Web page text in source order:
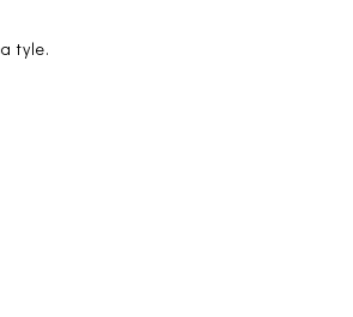
tyle.